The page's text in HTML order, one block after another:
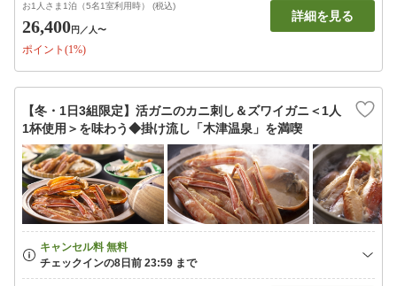
お1人さま1泊（5名1室利用時） (税込)
26,400円 ／人〜
ポイント(1%)
詳細を見る
【冬・1日3組限定】活ガニのカニ刺し＆ズワイガニ＜1人
1杯使用＞を味わう◆掛け流し「木津温泉」を満喫